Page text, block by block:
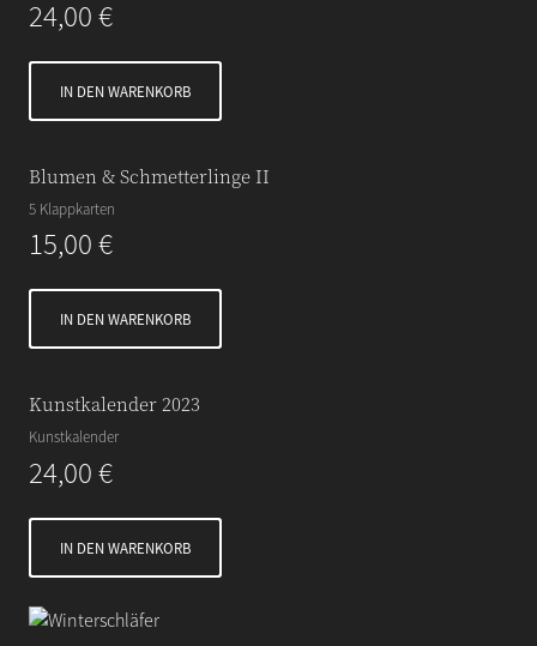
24,00€
IN DEN WARENKORB
Blumen & Schmetterlinge II
5 Klappkarten
15,00€
IN DEN WARENKORB
Kunstkalender 2023
Kunstkalender
24,00€
IN DEN WARENKORB